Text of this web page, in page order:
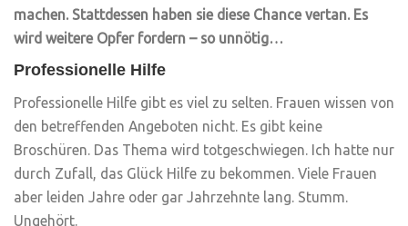
machen. Stattdessen haben sie diese Chance vertan. Es
wird weitere Opfer fordern – so unnötig…
Professionelle Hilfe
Professionelle Hilfe gibt es viel zu selten. Frauen wissen von
den betreffenden Angeboten nicht. Es gibt keine
Broschüren. Das Thema wird totgeschwiegen. Ich hatte nur
durch Zufall, das Glück Hilfe zu bekommen. Viele Frauen
aber leiden Jahre oder gar Jahrzehnte lang. Stumm.
Ungehört.